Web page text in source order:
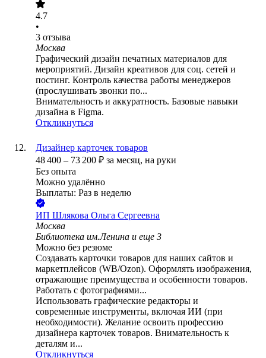
4.7
•
3 отзыва
Москва
Графический дизайн печатных материалов для
мероприятий. Дизайн креативов для соц. сетей и
постинг. Контроль качества работы менеджеров
(прослушивать звонки по...
Внимательность и аккуратность. Базовые навыки
дизайна в Figma.
Откликнуться
Дизайнер карточек товаров
48 400 – 73 200 ₽ за месяц, на руки
Без опыта
Можно удалённо
Выплаты: Раз в неделю
ИП Шлякова Ольга Сергеевна
Москва
Библиотека им.Ленина и еще 3
Можно без резюме
Создавать карточки товаров для наших сайтов и
маркетплейсов (WB/Ozon). Оформлять изображения,
отражающие преимущества и особенности товаров.
Работать с фотографиями...
Использовать графические редакторы и
современные инструменты, включая ИИ (при
необходимости). Желание освоить профессию
дизайнера карточек товаров. Внимательность к
деталям и...
Откликнуться